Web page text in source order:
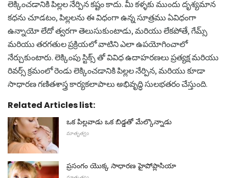
లెక్కించడానికి పిల్లల నేర్పిన కష్టం కాదు. మీ కళ్ళకు ముందు దృశ్యమాన
కధను చూడటం, పిల్లలను ఈ విధంగా ఉన్న సూత్రము ఏవిధంగా
ఉన్నాయో లేదో త్వరగా తెలుసుకుంటాడు, మరియు లేకపోతే, గేమ్స్
మరియు తరగతుల ప్రక్రియలో వాటిని ఎలా ఉపయోగించాలో
నేర్చుకుంటారు. లెక్కింపు స్టిక్స్ తో వివిధ ఉదాహరణలు ప్రత్యక్ష మరియు
రివర్స్ క్రమంలో రెండు లెక్కించడానికి పిల్లల నేర్పిన, మరియు కూడా
సాధారణ గణితశాస్త్ర కార్యకలాపాలు అభివృద్ధి సులభతరం చేస్తుంది.
Related Articles list:
ఒక పిల్లవాడు ఒక బిడ్డతో మేల్కొన్నాడు
మాతృత్వం
ప్రసంగం యొక్క సాధారణ హైపోప్లాసియా